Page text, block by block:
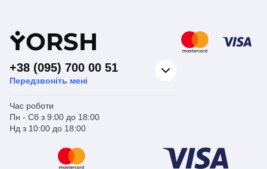
YORSH
+38 (095) 700 00 51
Передзвоніть мені
Час роботи
Пн - Сб з 9:00 до 18:00
Нд з 10:00 до 18:00